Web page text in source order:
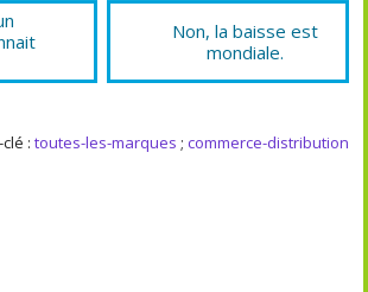
Non, la baisse est
mondiale.
clé :toutes-les-marques ;commerce-distribution